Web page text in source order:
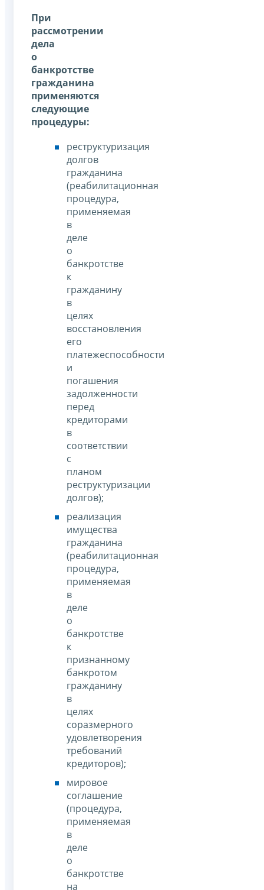
При
рассмотрении
дела
о
банкротстве
гражданина
применяются
следующие
процедуры:
реструктуризация
долгов
гражданина
(реабилитационная
процедура,
применяемая
в
деле
о
банкротстве
к
гражданину
в
целях
восстановления
его
платежеспособности
и
погашения
задолженности
перед
кредиторами
в
соответствии
с
планом
реструктуризации
долгов);
реализация
имущества
гражданина
(реабилитационная
процедура,
применяемая
в
деле
о
банкротстве
к
признанному
банкротом
гражданину
в
целях
соразмерного
удовлетворения
требований
кредиторов);
мировое
соглашение
(процедура,
применяемая
в
деле
о
банкротстве
на